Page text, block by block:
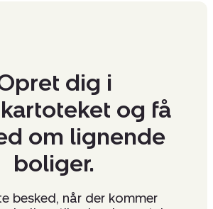
dig i
og få
om lignende
boliger.
besked, når der kommer